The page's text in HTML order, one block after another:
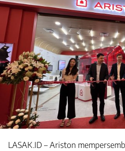
LASAK.ID – Ariston